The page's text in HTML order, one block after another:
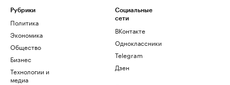
Рубрики
Политика
Экономика
Общество
Бизнес
Технологии и
медиа
Социальные
сети
ВКонтакте
Одноклассники
Telegram
Дзен